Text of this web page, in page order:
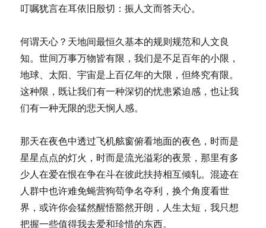
叮嘱犹言在耳依旧殷切：振人文而答天心。
何谓天心？天地间最恒久基本的规则规范和人文良
知。世间万事万物皆有限，我们是不足百年的小限，
地球、太阳、宇宙是上百亿年的大限，但终究有限。
这种限，既让我们有一种深切的忧患紧迫感，也让我
们有一种无限的悲天悯人感。
那天在夜色中透过飞机舷窗俯看地面的夜色，时而是
星星点点的灯火，时而是流光溢彩的夜景，那里有多
少人在爱在恨在争在斗在彼此扶持相互倾轧。混迹在
人群中也许难免蝇营狗苟争名夺利，换个角度看世
界，或许你会猛然醒悟豁然开朗，人生太短，我只想
把握一些值得我去爱和珍惜的东西。